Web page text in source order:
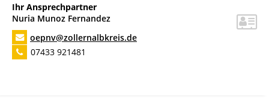
Ihr Ansprechpartner
Nuria Munoz Fernandez
oepnv@zollernalbkreis.de
07433 921481